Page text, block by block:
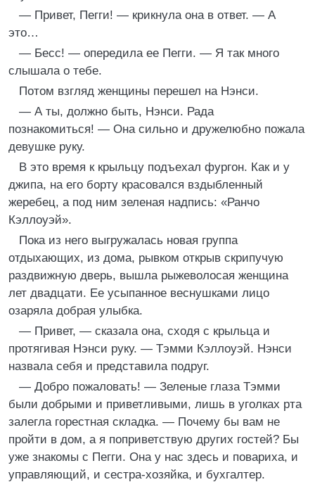
— Привет, Пегги! — крикнула она в ответ. — А
это…
— Бесс! — опередила ее Пегги. — Я так много
слышала о тебе.
Потом взгляд женщины перешел на Нэнси.
— А ты, должно быть, Нэнси. Рада
познакомиться! — Она сильно и дружелюбно пожала
девушке руку.
В это время к крыльцу подъехал фургон. Как и у
джипа, на его борту красовался вздыбленный
жеребец, а под ним зеленая надпись: «Ранчо
Кэллоуэй».
Пока из него выгружалась новая группа
отдыхающих, из дома, рывком открыв скрипучую
раздвижную дверь, вышла рыжеволосая женщина
лет двадцати. Ее усыпанное веснушками лицо
озаряла добрая улыбка.
— Привет, — сказала она, сходя с крыльца и
протягивая Нэнси руку. — Тэмми Кэллоуэй. Нэнси
назвала себя и представила подруг.
— Добро пожаловать! — Зеленые глаза Тэмми
были добрыми и приветливыми, лишь в уголках рта
залегла горестная складка. — Почему бы вам не
пройти в дом, а я поприветствую других гостей? Бы
уже знакомы с Пегги. Она у нас здесь и повариха, и
управляющий, и сестра-хозяйка, и бухгалтер.